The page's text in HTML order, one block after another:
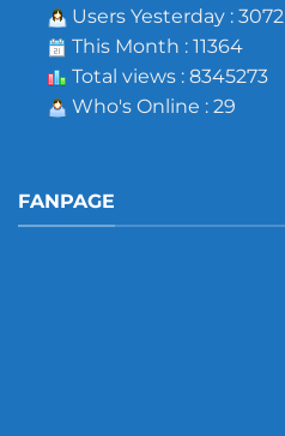
Users Yesterday : 3072
This Month : 11364
Total views : 8345273
Who's Online : 29
FANPAGE